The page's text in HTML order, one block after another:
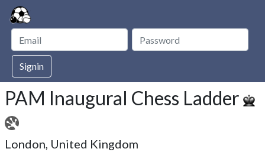
Signin
PAM Inaugural Chess Ladder
London, United Kingdom